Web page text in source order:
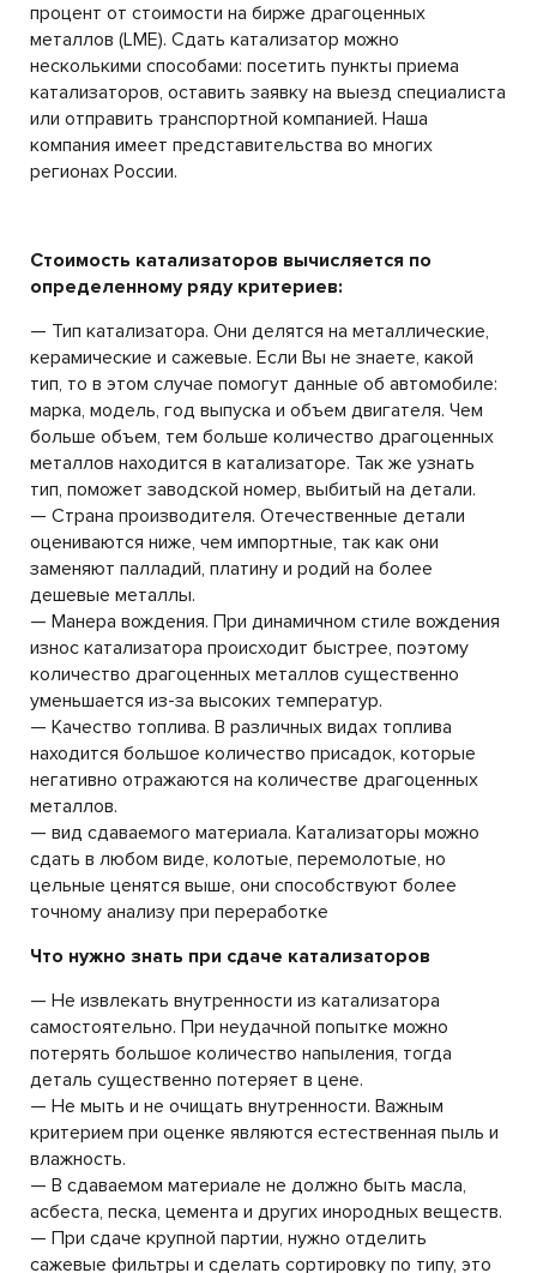
процент от стоимости на бирже драгоценных
металлов (LME). Сдать катализатор можно
несколькими способами: посетить пункты приема
катализаторов, оставить заявку на выезд специалиста
или отправить транспортной компанией. Наша
компания имеет представительства во многих
регионах России.
Стоимость катализаторов вычисляется по
определенному ряду критериев:
— Тип катализатора. Они делятся на металлические,
керамические и сажевые. Если Вы не знаете, какой
тип, то в этом случае помогут данные об автомобиле:
марка, модель, год выпуска и объем двигателя. Чем
больше объем, тем больше количество драгоценных
металлов находится в катализаторе. Так же узнать
тип, поможет заводской номер, выбитый на детали.
— Страна производителя. Отечественные детали
оцениваются ниже, чем импортные, так как они
заменяют палладий, платину и родий на более
дешевые металлы.
— Манера вождения. При динамичном стиле вождения
износ катализатора происходит быстрее, поэтому
количество драгоценных металлов существенно
уменьшается из-за высоких температур.
— Качество топлива. В различных видах топлива
находится большое количество присадок, которые
негативно отражаются на количестве драгоценных
металлов.
— вид сдаваемого материала. Катализаторы можно
сдать в любом виде, колотые, перемолотые, но
цельные ценятся выше, они способствуют более
точному анализу при переработке
Что нужно знать при сдаче катализаторов
— Не извлекать внутренности из катализатора
самостоятельно. При неудачной попытке можно
потерять большое количество напыления, тогда
деталь существенно потеряет в цене.
— Не мыть и не очищать внутренности. Важным
критерием при оценке являются естественная пыль и
влажность.
— В сдаваемом материале не должно быть масла,
асбеста, песка, цемента и других инородных веществ.
— При сдаче крупной партии, нужно отделить
сажевые фильтры и сделать сортировку по типу, это